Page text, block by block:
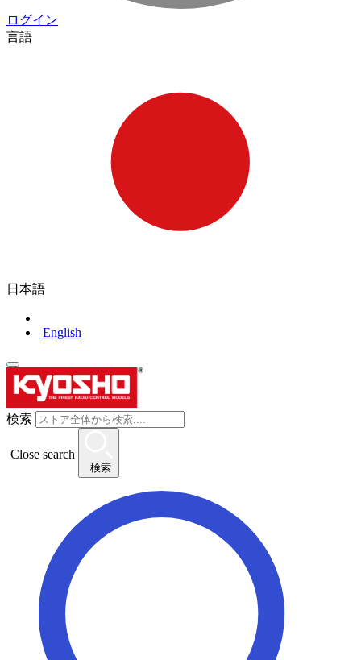
ログイン
言語
日本語
English
検索
Close search
検索